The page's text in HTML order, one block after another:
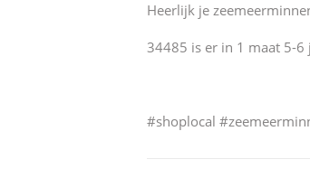
Heerlijk je
34485 is er in 1 maat 5-6
#shoplocal